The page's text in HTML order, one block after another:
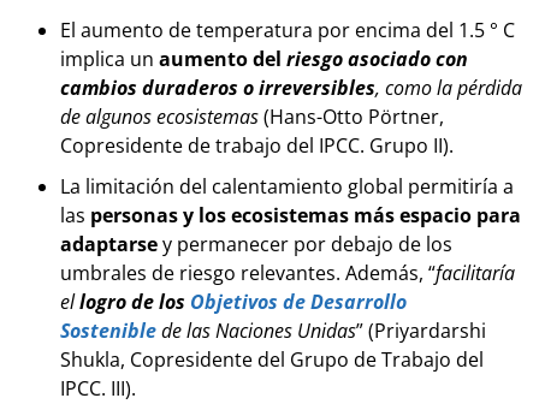
El aumento de temperatura por encima del 1.5 ° C
implica un aumento del riesgo asociado con
cambios duraderos o irreversibles, como la pérdida
de algunos ecosistemas(Hans-Otto Pörtner,
Copresidente de trabajo del IPCC. Grupo II).
La limitación del calentamiento global permitiría a
las personas y los ecosistemas más espacio para
adaptarsey permanecer por debajo de los
umbrales de riesgo relevantes. Además, “facilitaría
ellogro de los Objetivos de Desarrollo
Sosteniblede las Naciones Unidas” (Priyardarshi
Shukla, Copresidente del Grupo de Trabajo del
IPCC. III).